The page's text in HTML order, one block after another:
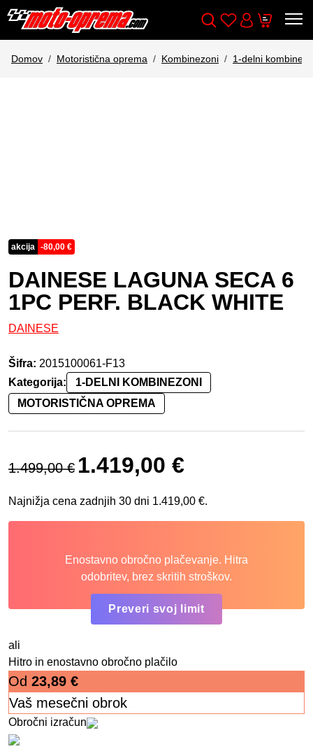
Wishlist
Cart
Domov Motoristična oprema Kombinezoni 1-delni
akcija -80,00 €
DAINESE LAGUNA SECA 6
1PC PERF. BLACK WHITE
DAINESE
Šifra: 2015100061-F13
Kategorija:
1-DELNI KOMBINEZONI
MOTORISTIČNA OPREMA
1.499,00€
Izvirna cena je bila: 1.499,00 €.
1.419,00 €
Najnižja cena zadnjih 30 dni 1.419,00 €.
Enostavno obročno plačevanje. Hitra
odobritev, brez skritih stroškov.
Preveri svoj limit
ali
Hitro in enostavno obročno plačilo
Od 23,89 €
Vaš mesečni obrok
Obročni izračun